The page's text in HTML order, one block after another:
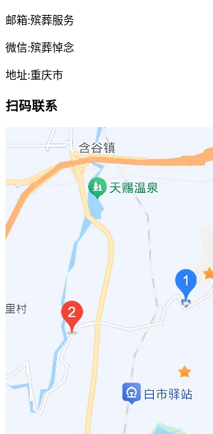
邮箱:殡葬服务
微信:殡葬悼念
地址:重庆市
扫码联系